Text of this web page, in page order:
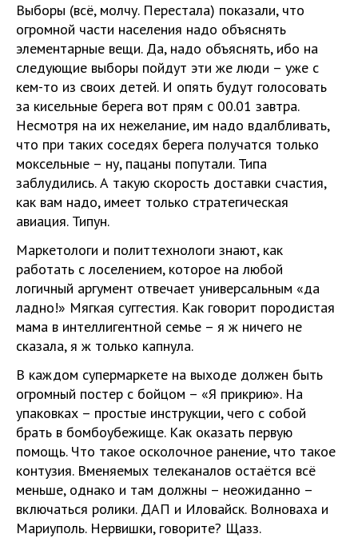
Выборы (всё, молчу. Перестала) показали, что
огромной части населения надо объяснять
элементарные вещи. Да, надо объяснять, ибо на
следующие выборы пойдут эти же люди – уже с
кем-то из своих детей. И опять будут голосовать
за кисельные берега вот прям с 00.01 завтра.
Несмотря на их нежелание, им надо вдалбливать,
что при таких соседях берега получатся только
моксельные – ну, пацаны попутали. Типа
заблудились. А такую скорость доставки счастия,
как вам надо, имеет только стратегическая
авиация. Типун.
Маркетологи и политтехнологи знают, как
работать с лоселением, которое на любой
логичный аргумент отвечает универсальным «да
ладно!» Мягкая суггестия. Как говорит породистая
мама в интеллигентной семье – я ж ничего не
сказала, я ж только капнула.
В каждом супермаркете на выходе должен быть
огромный постер с бойцом – «Я прикрию». На
упаковках – простые инструкции, чего с собой
брать в бомбоубежище. Как оказать первую
помощь. Что такое осколочное ранение, что такое
контузия. Вменяемых телеканалов остаётся всё
меньше, однако и там должны – неожиданно –
включаться ролики. ДАП и Иловайск. Волноваха и
Мариуполь. Нервишки, говорите? Щазз.